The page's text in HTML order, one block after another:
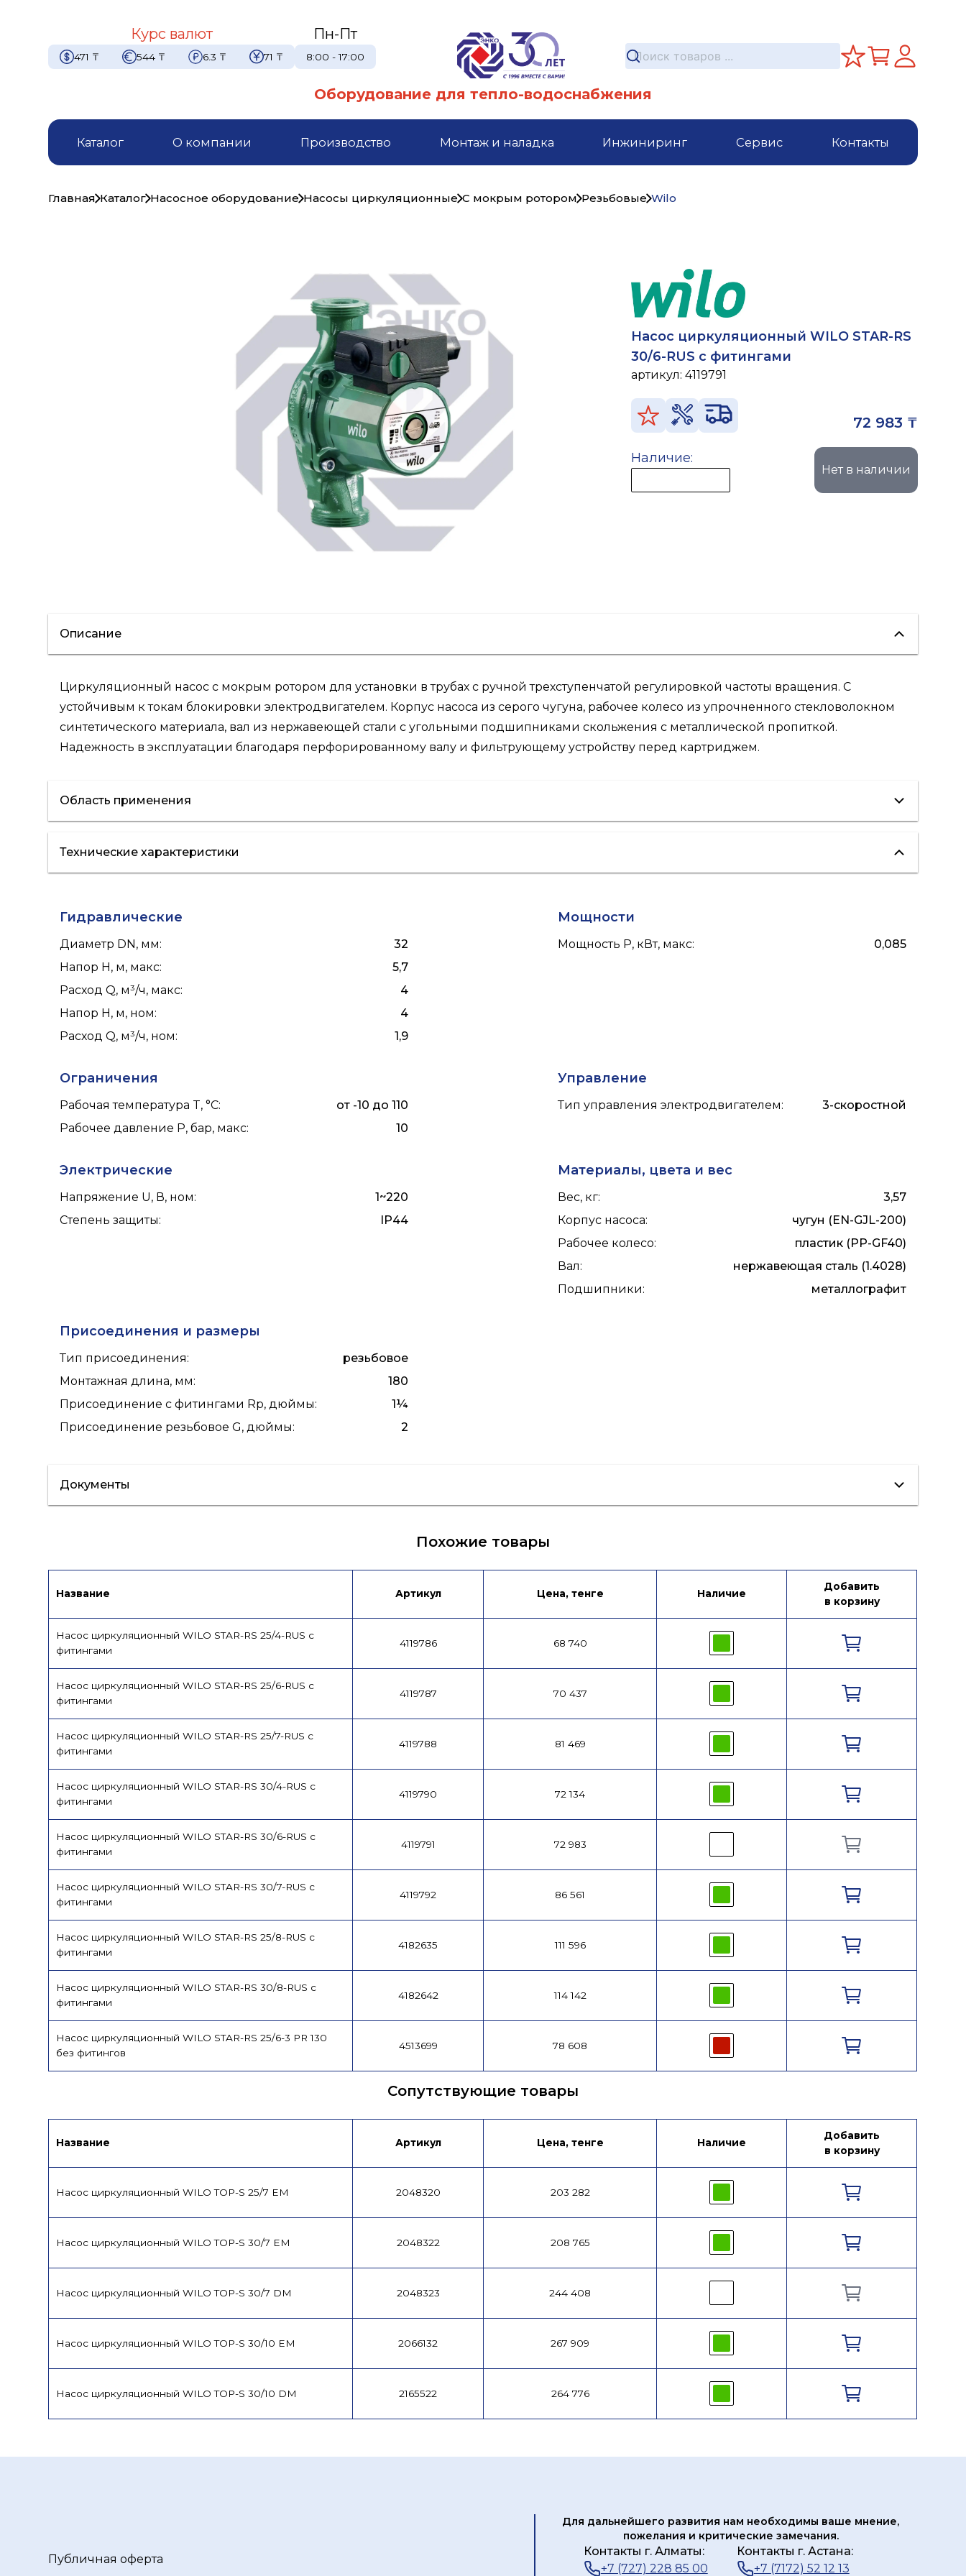
Курс валют
471 ₸ 544 ₸ 6.3 ₸ 71 ₸
Пн-Пт
8:00 - 17:00
Оборудование для тепло-водоснабжения
Каталог О компании Производство Монтаж и наладка Инжиниринг Сервис Контакты
Главная Каталог Насосное оборудование Насосы циркуляционные С мокрым ротором Резьбовые Wilo
Насос циркуляционный WILO STAR-RS
30/6-RUS с фитингами
артикул: 4119791
72 983 ₸
Наличие:
Нет в наличии
Описание
Циркуляционный насос с мокрым ротором для установки в трубах с ручной трехступенчатой регулировкой частоты вращения. С
устойчивым к токам блокировки электродвигателем. Корпус насоса из серого чугуна, рабочее колесо из упрочненного стекловолокном
синтетического материала, вал из нержавеющей стали с угольными подшипниками скольжения с металлической пропиткой.
Надежность в эксплуатации благодаря перфорированному валу и фильтрующему устройству перед картриджем.
Область применения
отопление
вентиляция
Технические характеристики
Гидравлические
Диаметр DN, мм:
32
Напор H, м, макс:
5,7
Расход Q, м³/ч, макс:
4
Напор H, м, ном:
4
Расход Q, м³/ч, ном: 1,9
Мощности
Мощность P, кВт, макс: 0,085
Ограничения
Рабочая температура T, °C:
от -10 до 110
Рабочее давление P, бар, макс: 10
Управление
Тип управления электродвигателем: 3-скоростной
Электрические
Напряжение U, В, ном:
1~220
Степень защиты: IP44
Материалы, цвета и вес
Вес, кг:
3,57
Корпус насоса:
чугун (EN-GJL-200)
Рабочее колесо:
пластик (PP-GF40)
Вал:
нержавеющая сталь (1.4028)
Подшипники: металлографит
Присоединения и размеры
Тип присоединения:
резьбовое
Монтажная длина, мм:
180
Присоединение с фитингами Rp, дюймы:
1¼
Присоединение резьбовое G, дюймы: 2
Документы
Похожие товары
Название Артикул Цена, тенге Наличие
Добавить
в корзину
Насос циркуляционный WILO STAR-RS 25/4-RUS с
фитингами
4119786 68 740
Насос циркуляционный WILO STAR-RS 25/6-RUS с
фитингами
4119787 70 437
Насос циркуляционный WILO STAR-RS 25/7-RUS с
фитингами
4119788 81 469
Насос циркуляционный WILO STAR-RS 30/4-RUS с
фитингами
4119790 72 134
Насос циркуляционный WILO STAR-RS 30/6-RUS с
фитингами
4119791 72 983
Насос циркуляционный WILO STAR-RS 30/7-RUS с
фитингами
4119792 86 561
Насос циркуляционный WILO STAR-RS 25/8-RUS с
фитингами
4182635 111 596
Насос циркуляционный WILO STAR-RS 30/8-RUS с
фитингами
4182642 114 142
Насос циркуляционный WILO STAR-RS 25/6-3 PR 130
без фитингов
4513699 78 608
Сопутствующие товары
Название Артикул Цена, тенге Наличие
Добавить
в корзину
Насос циркуляционный WILO TOP-S 25/7 EM 2048320 203 282
Насос циркуляционный WILO TOP-S 30/7 EM 2048322 208 765
Насос циркуляционный WILO TOP-S 30/7 DM 2048323 244 408
Насос циркуляционный WILO TOP-S 30/10 EM 2066132 267 909
Насос циркуляционный WILO TOP-S 30/10 DM 2165522 264 776
Публичная оферта
Для дальнейшего развития нам необходимы ваше мнение,
пожелания и критические замечания.
Контакты г. Алматы:
+7 (727) 228 85 00
Контакты г. Астана:
+7 (7172) 52 12 13